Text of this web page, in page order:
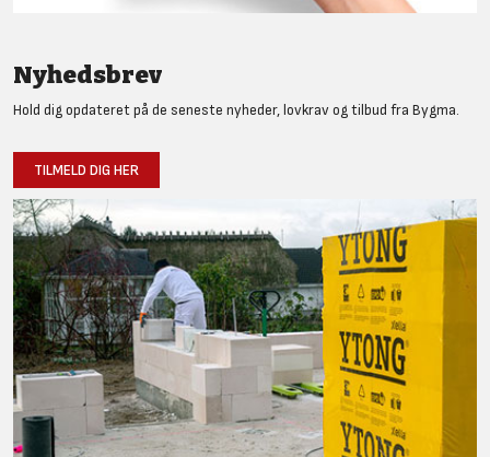
Nyhedsbrev
Hold dig opdateret på de seneste nyheder, lovkrav og tilbud fra Bygma.
TILMELD DIG HER